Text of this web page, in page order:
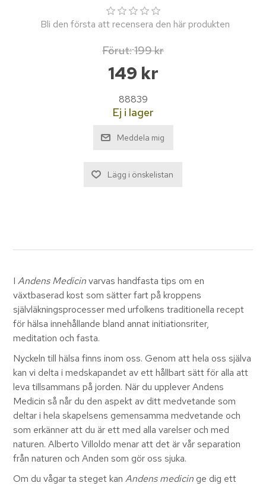
Bli den första att recensera den här produkten
Förut:199 kr
149 kr
88839
Ej i lager
IAndens Medicinvarvas handfasta tips om en
växtbaserad kost som sätter fart på kroppens
självläkningsprocesser med urfolkens traditionella recept
för hälsa innehållande bland annat initiationsriter,
meditation och fasta.
Nyckeln till hälsa finns inom oss. Genom att hela oss själva
kan vi delta i medskapandet av ett hållbart sätt för alla att
leva tillsammans på jorden. När du upplever Andens
Medicin så når du den aspekt av ditt medvetande som
deltar i hela skapelsens gemensamma medvetande och
som erkänner att du är ett med alla varelser och med
naturen. Alberto Villoldo menar att det är vår separation
från naturen och Anden som gör oss sjuka.
Om du vågar ta steget kanAndens medicin ge dig ett